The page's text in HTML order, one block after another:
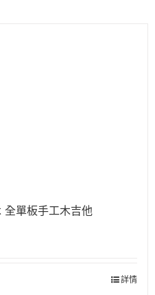
全單板手工木吉他
詳情